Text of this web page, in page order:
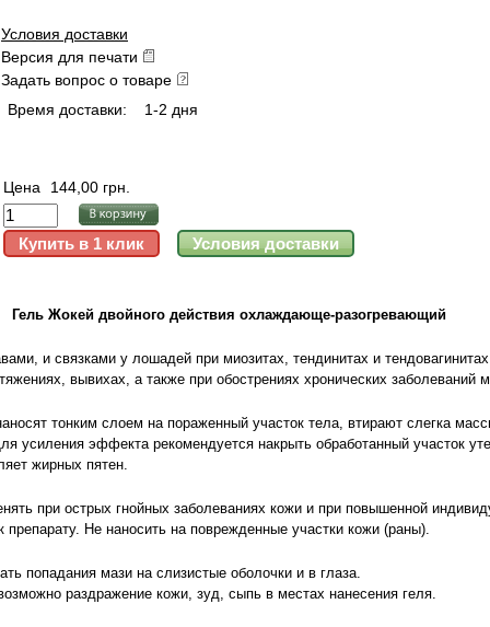
Условия доставки
Версия для печати
Задать вопрос о товаре
Время доставки:
1-2 дня
Цена 144,00 грн.
Гель Жокей двойного действия охлаждающе-разогревающий
и связками у лошадей при миозитах, тендинитах и
вывихах, а также при обострениях хронических заболеваний
тонким слоем на пораженный участок тела, втирают слегка
усиления эффекта рекомендуется накрыть обработанный участок
жирных пятен.
при острых гнойных заболеваниях кожи и при повышенной
препарату. Не наносить на поврежденные участки кожи (раны).
попадания мази на слизистые оболочки и в глаза.
раздражение кожи, зуд, сыпь в местах нанесения геля.